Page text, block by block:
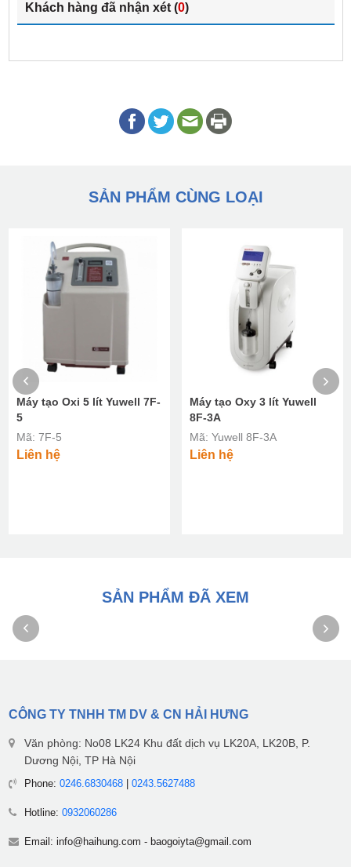
Khách hàng đã nhận xét (0)
SẢN PHẨM CÙNG LOẠI
Máy tạo Oxi 5 lít Yuwell 7F-
5
Mã: 7F-5
Liên hệ
Máy tạo Oxy 3 lít Yuwell
8F-3A
Mã: Yuwell 8F-3A
Liên hệ
SẢN PHẨM ĐÃ XEM
CÔNG TY TNHH TM DV & CN HẢI HƯNG
Văn phòng: No08 LK24 Khu đất dịch vụ LK20A, LK20B, P.
Dương Nội, TP Hà Nội
Phone: 0246.6830468| 0243.5627488
Hotline: 0932060286
Email: info@haihung.com - baogoiyta@gmail.com